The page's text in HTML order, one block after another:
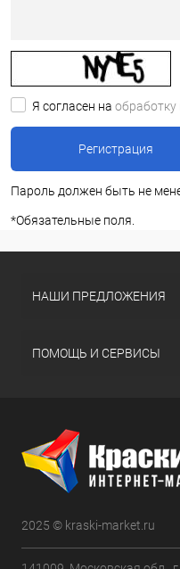
Я согласен на
Пароль должен быть не
*Обязательные поля.
НАШИ ПРЕДЛОЖЕНИЯ
ПОМОЩЬ И СЕРВИСЫ
2025 © kraski-market.ru